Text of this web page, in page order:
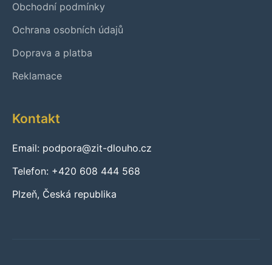
Obchodní podmínky
Ochrana osobních údajů
Doprava a platba
Reklamace
Kontakt
Email: podpora@zit-dlouho.cz
Telefon: +420 608 444 568
Plzeň, Česká republika